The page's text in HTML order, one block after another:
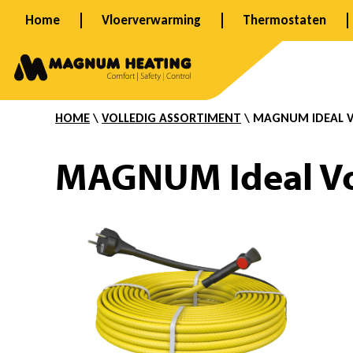
inhoud
Home Vloerverwarming Thermostaten
I
HOME \ VOLLEDIG ASSORTIMENT \ MAGNUM IDEAL
MAGNUM Ideal